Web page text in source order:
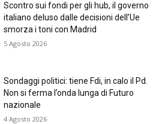
Scontro sui fondi per gli hub, il governo
italiano deluso dalle decisioni dell’Ue
smorza i toni con Madrid
5 Agosto 2026
Sondaggi politici: tiene Fdi, in calo il Pd.
Non si ferma l’onda lunga di Futuro
nazionale
4 Agosto 2026